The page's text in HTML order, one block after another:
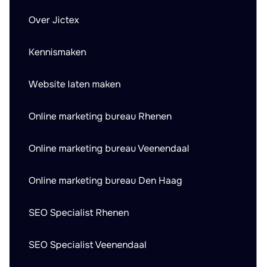
Over Jictex
Kennismaken
Website laten maken
Online marketing bureau Rhenen
Online marketing bureau Veenendaal
Online marketing bureau Den Haag
SEO Specialist Rhenen
SEO Specialist Veenendaal